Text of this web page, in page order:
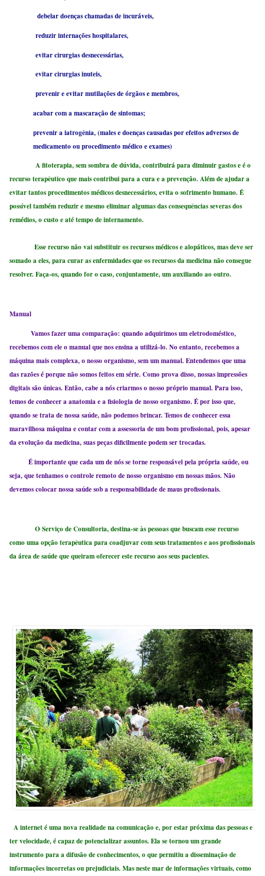
debelar doenças chamadas de incuráveis,
reduzir internações hospitalares,
evitar cirurgias desnecessárias,
evitar cirurgias inuteis,
prevenir e evitar mutilações de órgãos e membros,
acabar com a mascaração de sintomas;
prevenir a iatrogênia, (males e doenças causadas por efeitos adversos de
medicamento ou procedimento médico e exames)
A fitoterapia, sem sombra de dúvida, contribuirá para diminuir gastos e é o
recurso terapêutico que mais contribui para a cura e a prevenção. Além de ajudar a
evitar tantos procedimentos médicos desnecessários, evita o sofrimento humano. É
possível também reduzir e mesmo eliminar algumas das consequências severas dos
remédios, o custo e até tempo de internamento.
Esse recurso não vai substituir os recursos médicos e alopáticos, mas deve ser
somado a eles, para curar as enfermidades que os recursos da medicina não consegue
resolver. Faça-os, quando for o caso, conjuntamente, um auxiliando ao outro.
Manual
Vamos fazer uma comparação: quando adquirimos um eletrodoméstico,
recebemos com ele o manual que nos ensina a utilizá-lo. No entanto, recebemos a
máquina mais complexa, o nosso organismo, sem um manual. Entendemos que uma
das razões é porque não somos feitos em série. Como prova disso, nossas impressões
digitais são únicas. Então, cabe a nós criarmos o nosso próprio manual. Para isso,
temos de conhecer a anatomia e a fisiologia de nosso organismo. É por isso que,
quando se trata de nossa saúde, não podemos brincar. Temos de conhecer essa
maravilhosa máquina e contar com a assessoria de um bom profissional, pois, apesar
da evolução da medicina, suas peças dificilmente podem ser trocadas.
É importante que cada um de nós se torne responsável pela própria saúde, ou
seja, que tenhamos o controle remoto de nosso organismo em nossas mãos. Não
devemos colocar nossa saúde sob a responsabilidade de maus profissionais.
O Serviço de Consultoria, destina-se às pessoas que buscam esse recurso
como uma opção terapêutica para coadjuvar com seus tratamentos e aos profissionais
da área de saúde que queiram oferecer este recurso aos seus pacientes.
A internet é uma nova realidade na comunicação e, por estar próxima das pessoas e
ter velocidade, é capaz de potencializar assuntos. Ela se tornou um grande
instrumento para a difusão de conhecimentos, o que permitiu a disseminação de
informações incorretas ou prejudiciais. Mas neste mar de informações virtuais, como